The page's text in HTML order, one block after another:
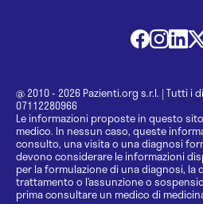
@ 2010 - 2026 Pazienti.org s.r.l. | Tutti i
07112280966
Le informazioni proposte in questo
medico. In nessun caso, queste
consulto, una visita o una diagnosi
devono considerare le informazioni
per la formulazione di una diagnosi, la
trattamento o l’assunzione o
prima consultare un medico di